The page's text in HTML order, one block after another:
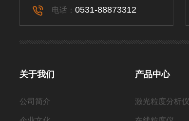
电话：0531-88873312
关于我们
公司简介
产品中心
激光粒度分析仪